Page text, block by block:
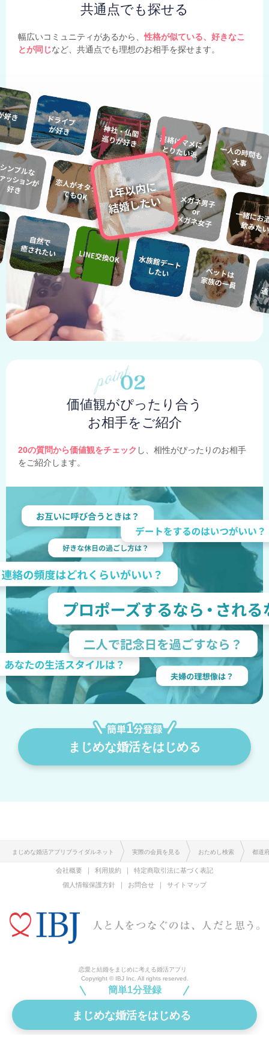
共通点でも探せる
幅広いコミュニティがあるから、性格が似ている、好きなこ
とが同じなど、共通点でも理想のお相手を探せます。
価値観がぴったり合う
お相手をご紹介
20の質問から価値観をチェック し、相性がぴったりのお相手
をご紹介します。
まじめな婚活をはじめる
簡単1分登録
まじめな婚活をはじめる
まじめな婚活アプリブライダルネット 実際の会員を見る おためし検索 都道
会社概要 利用規約
特定商取引法に基づく表記
個人情報保護方針
お問合せ サイトマップ
恋愛と結婚をまじめに考える婚活アプリ
Copyright © IBJ Inc. All rights reserved.